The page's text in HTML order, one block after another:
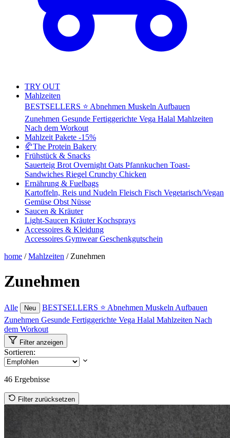
TRY OUT
Mahlzeiten
BESTSELLERS ⭐ Abnehmen Muskeln Aufbauen
Zunehmen Gesunde Fertiggerichte Vega Halal Mahlzeiten
Nach dem Workout
Mahlzeit Pakete -15%
🥐The Protein Bakery
Frühstück & Snacks
Sauerteig Brot Overnight Oats Pfannkuchen Toast-
Sandwiches Riegel Crunchy Chicken
Ernährung & Fuelbags
Kartoffeln, Reis und Nudeln Fleisch Fisch Vegetarisch/Vegan
Gemüse Obst Nüsse
Saucen & Kräuter
Light-Saucen KräuterKochsprays
Accessoires & Kleidung
Accessoires GymwearGeschenkgutschein
home / Mahlzeiten / Zunehmen
Zunehmen
Alle Neu BESTSELLERS ⭐ Abnehmen Muskeln Aufbauen
Zunehmen Gesunde Fertiggerichte Vega Halal Mahlzeiten Nach
dem Workout
Filter anzeigen
Sortieren:
46 Ergebnisse
Filter zurücksetzen